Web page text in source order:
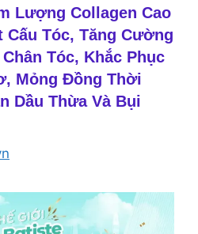
Lượng Collagen Cao
Cấu Tóc, Tăng Cường
Tóc, Khắc Phục
Mỏng Đồng Thời
Dầu Thừa Và Bụi